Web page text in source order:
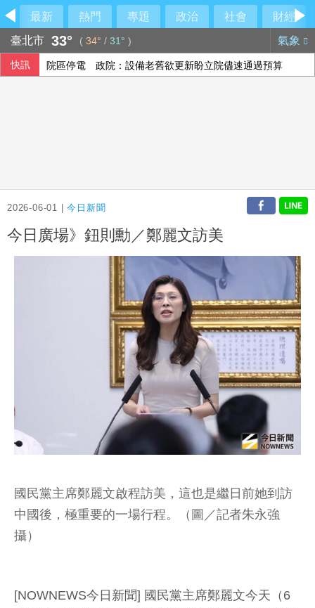
最新 熱門 專題 政治 社會
財經
臺北市 33° ( 34° / 31° ) 氣象
快訊 院區停電 政院：設備老舊欲更新盼立院儘速通過預算
2026-06-01 |今日新聞
今日廣場》鈕則勳／鄭麗文訪美
國民黨主席鄭麗文啟程訪美，這也是繼日前她到訪
中國後，極重要的一場行程。（圖／記者朱永強
攝）
[NOWNEWS今日新聞] 國民黨主席鄭麗文今天（6